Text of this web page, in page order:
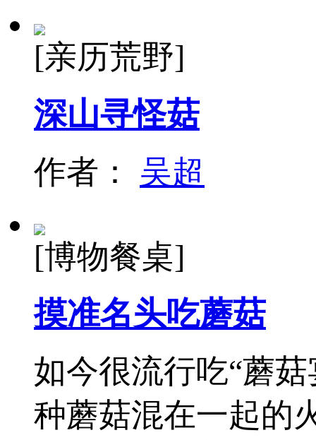
[亲历荒野]
深山寻怪菇
作者： 吴超
[博物餐桌]
摸准名头吃蘑菇
如今很流行吃“蘑
种蘑菇混在一起的